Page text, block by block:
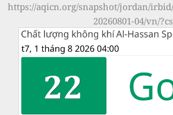
https://aqicn.org/snapshot/jordan/
20260801-04/vn/?cs